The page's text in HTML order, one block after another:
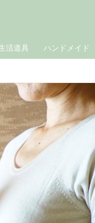
活道具 ハンドメイド